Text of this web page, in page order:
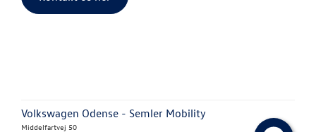
Volkswagen Odense - Semler Mobility
Middelfartvej 50